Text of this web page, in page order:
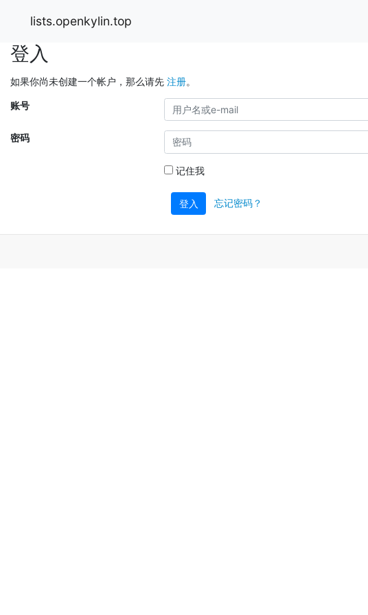
lists.openkylin.top
登入
如果你尚未创建一个帐户，那么请先 注册。
账号
密码
记住我
登入 忘记密码？